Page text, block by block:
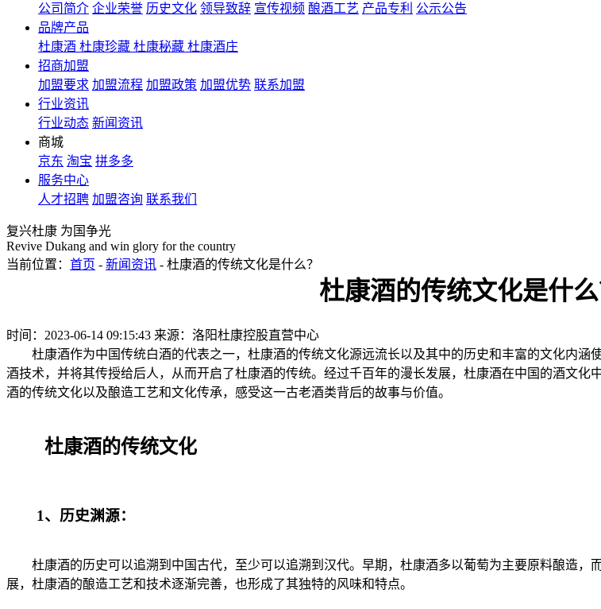
公司简介 企业荣誉 历史文化 领导致辞 宣传视频 酿酒工艺 产品专利 公示公告
品牌产品
杜康酒 杜康珍藏 杜康秘藏 杜康酒庄
招商加盟
加盟要求 加盟流程 加盟政策 加盟优势 联系加盟
行业资讯
行业动态 新闻资讯
商城
京东 淘宝 拼多多
服务中心
人才招聘 加盟咨询 联系我们
复兴杜康 为国争光
Revive Dukang and win glory for the country
当前位置： 首页 - 新闻资讯 - 杜康酒的传统文化是什么？
杜康酒的传统文化是什么
时间：2023-06-14 09:15:43 来源：洛阳杜康控股直营中心
杜康酒作为中国传统白酒的代表之一，杜康酒的传统文化源远流长以及其中的历史和丰富的文化内涵
酒技术，并将其传授给后人，从而开启了杜康酒的传统。经过千百年的漫长发展，杜康酒在中国的酒文
酒的传统文化以及酿造工艺和文化传承，感受这一古老酒类背后的故事与价值。
杜康酒的传统文化
1、历史渊源：
杜康酒的历史可以追溯到中国古代，至少可以追溯到汉代。早期，杜康酒多以葡萄为主要原料酿造，
展，杜康酒的酿造工艺和技术逐渐完善，也形成了其独特的风味和特点。